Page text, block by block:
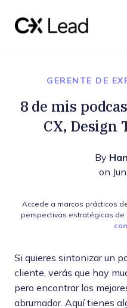
GERENTE DE
8 de mis
CX,
By
on
Accede a marcos prácticos
perspectivas estratégicas de
Si quieres sintonizar un
cliente, verás que hay
pero encontrar los
abrumador. Aquí tienes